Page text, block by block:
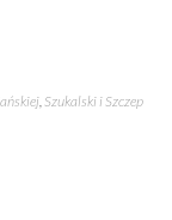
, Szukalski i Szczep